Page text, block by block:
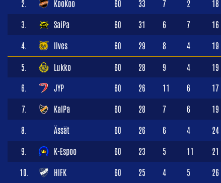
2. KooKoo 60 33 7 2 18
3. SaiPa 60 31 6 7 16
4. Ilves 60 29 8 4 19
5. Lukko 60 28 9 4 19
6. JYP 60 26 11 6 17
7. KalPa 60 28 7 6 19
8. Ässät 60 26 6 4 24
9. K-Espoo 60 23 5 11 21
10. HIFK 60 25 4 5 26